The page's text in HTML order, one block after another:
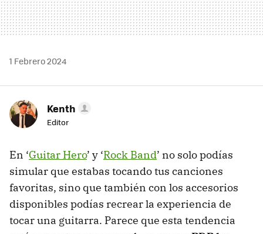
1 Febrero 2024
Kenth
Editor
En ‘Guitar Hero’ y ‘Rock Band’ no solo podías
simular que estabas tocando tus canciones
favoritas, sino que también con los accesorios
disponibles podías recrear la experiencia de
tocar una guitarra. Parece que esta tendencia